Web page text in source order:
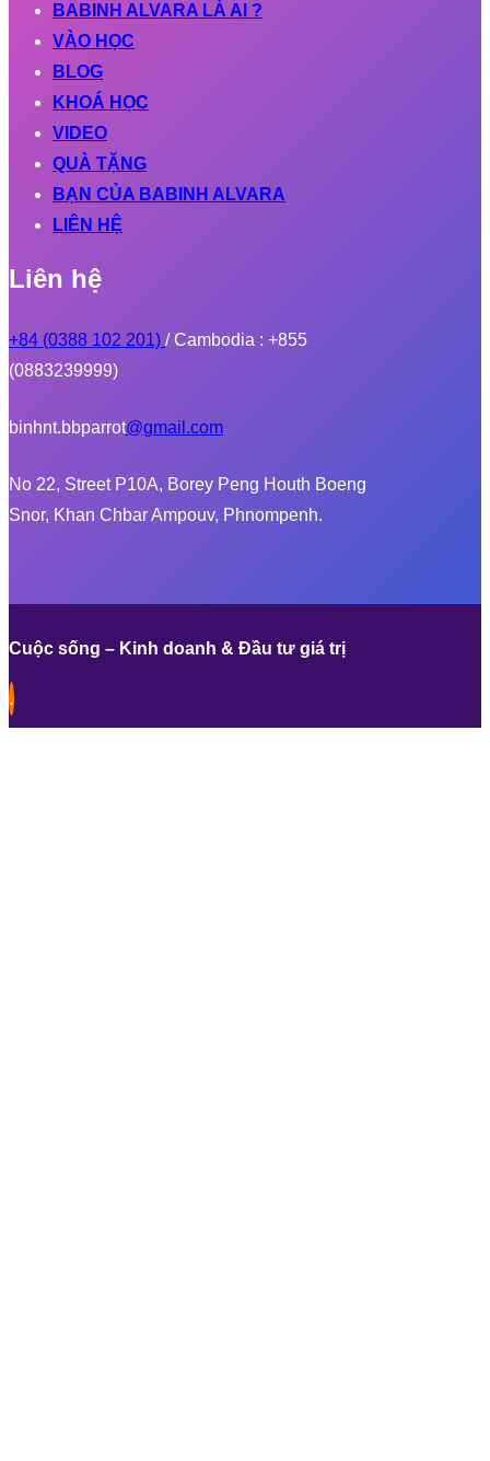
BABINH ALVARA LÀ AI ?
VÀO HỌC
BLOG
KHOÁ HỌC
VIDEO
QUÀ TẶNG
BẠN CỦA BABINH ALVARA
LIÊN HỆ
Liên hệ
+84 (0388 102 201) / Cambodia : +855
(0883239999)
binhnt.bbparrot@gmail.com
No 22, Street P10A, Borey Peng Houth Boeng
Snor, Khan Chbar Ampouv, Phnompenh.
Cuộc sống – Kinh doanh & Đầu tư giá trị
.